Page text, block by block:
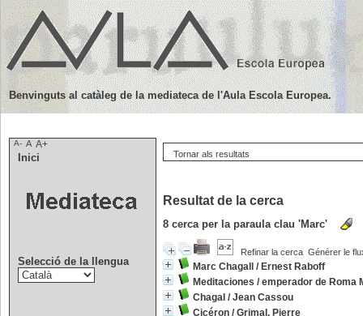
Tornar als resultats
Resultat de la cerca
8 cerca per la paraula clau 'Marc'
Refinar la cerca Générer le
Marc Chagall / Ernest Raboff
Meditaciones /emperador de Roma
Chagal /Jean Cassou
Cicéron /Grimal, Pierre
Benvinguts al catàleg de la mediateca de l'Aula Escola Europea.
A- A A+
Inici
Selecció de la llengua